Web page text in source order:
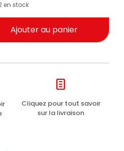
en stock
Ajouter au panier
Cliquez pour tout savoir
sur la livraison